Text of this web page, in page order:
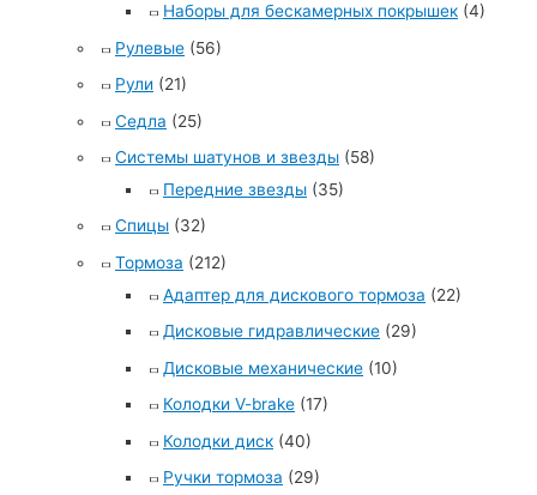
Наборы для бескамерных покрышек (4)
Рулевые (56)
Рули (21)
Седла (25)
Системы шатунов и звезды (58)
Передние звезды (35)
Спицы (32)
Тормоза (212)
Адаптер для дискового тормоза (22)
Дисковые гидравлические (29)
Дисковые механические (10)
Колодки V-brake (17)
Колодки диск (40)
Ручки тормоза (29)